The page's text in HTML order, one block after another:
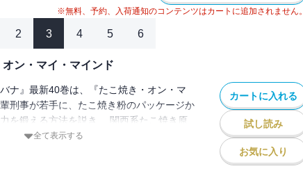
※無料、予約、入荷通知のコンテンツはカートに追加されません。
2 3 4 5 6
ン・マイ・マインド
ナ』最新40巻は、『たこ焼き・オン・マ
刑事が若手に、たこ焼き粉のパッケージか
を鍛える方法を説き、 関西系たこ焼き原
が咆哮、辛味部がワールドワイドなたこ焼
全て表示する
カートに入れる
試し読み
お気に入り